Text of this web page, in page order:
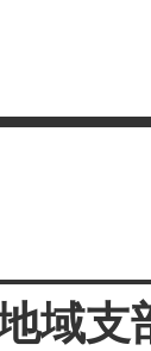
域